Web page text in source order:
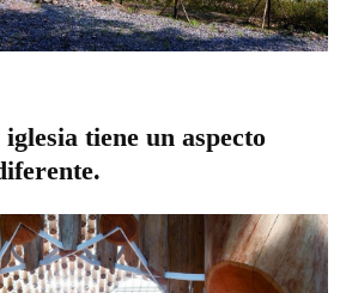
tiene un aspecto